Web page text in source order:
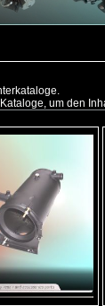
um den